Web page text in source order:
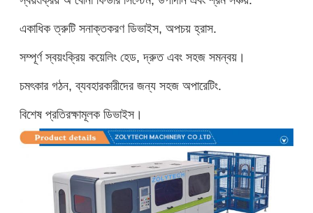
একাধিক ত্রুটি সনাক্তকরণ ডিভাইস, অপচয় হ্রাস.
সম্পূর্ণ স্বয়ংক্রিয় কয়েলিং হেড, দ্রুত এবং সহজ সমন্বয়।
চমৎকার গঠন, ব্যবহারকারীদের জন্য সহজ অপারেটিং.
বিশেষ প্রতিরক্ষামূলক ডিভাইস।